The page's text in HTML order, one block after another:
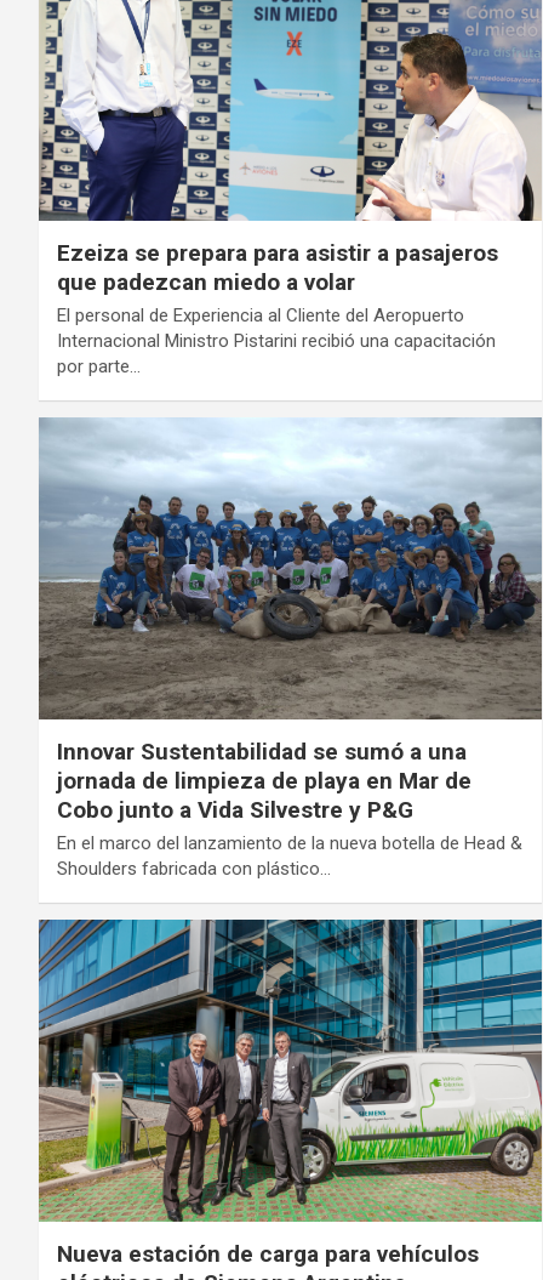
Ezeiza se prepara para asistir a pasajeros
que padezcan miedo a volar
El personal de Experiencia al Cliente del Aeropuerto
Internacional Ministro Pistarini recibió una capacitación
por parte…
Innovar Sustentabilidad se sumó a una
jornada de limpieza de playa en Mar de
Cobo junto a Vida Silvestre y P&G
En el marco del lanzamiento de la nueva botella de Head &
Shoulders fabricada con plástico…
Nueva estación de carga para vehículos